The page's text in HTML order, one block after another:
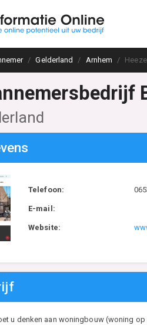
Gelderland Arnhem
Telefoon:
E-mail:
Website:
u denken aan woningbouw (woning